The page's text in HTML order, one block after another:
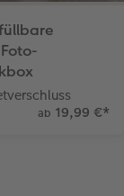
ab 19,99 €*